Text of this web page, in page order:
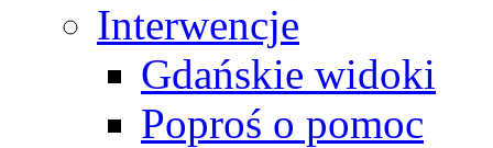
Interwencje
Gdańskie widoki
Poproś o pomoc